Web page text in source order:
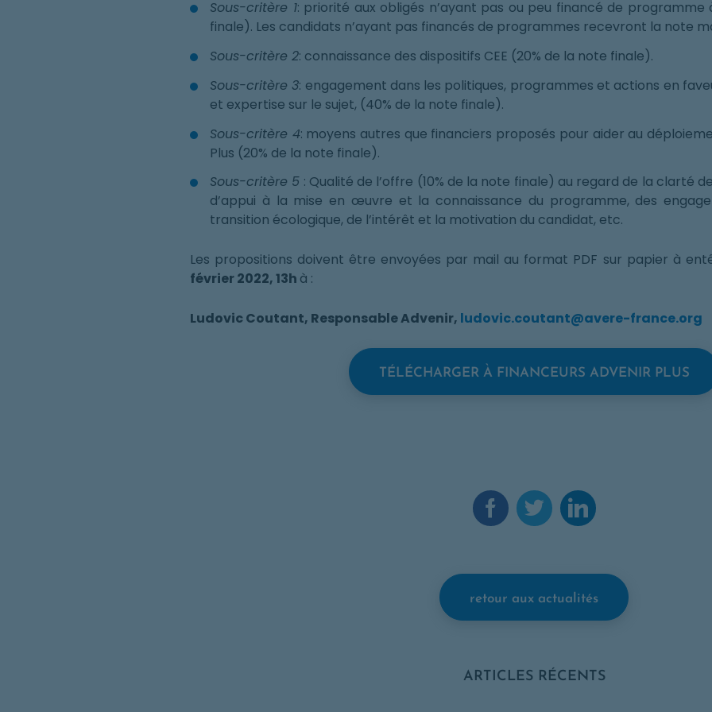
Sous-critère 1: priorité aux obligés n’ayant pas ou peu financé de programme
finale). Les candidats n’ayant pas financés de programmes recevront la note
Sous-critère 2: connaissance des dispositifs CEE (20% de la note finale).
Sous-critère 3: engagement dans les politiques, programmes et actions en
et expertise sur le sujet, (40% de la note finale).
Sous-critère 4: moyens autres que financiers proposés pour aider au
Plus (20% de la note finale).
Sous-critère 5 : Qualité de l’offre (10% de la note finale) au regard de la clarté
d’appui à la mise en œuvre et la connaissance du programme, des
transition écologique, de l’intérêt et la motivation du candidat, etc.
Les propositions doivent être envoyées par mail au format PDF sur papier à
février 2022, 13h à :
Ludovic Coutant, Responsable Advenir, ludovic.coutant@avere-france.org
TÉLÉCHARGER À FINANCEURS ADVENIR PLUS
retour aux actualités
ARTICLES RÉCENTS